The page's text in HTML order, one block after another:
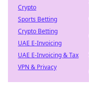
Crypto
Sports Betting
Crypto Betting
UAE E-Invoicing
UAE E-Invoicing & Tax
VPN & Privacy